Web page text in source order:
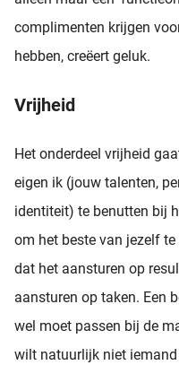
complimenten krijgen
hebben, creëert geluk.
Vrijheid
Het onderdeel vrijheid
eigen ik (jouw talenten,
identiteit) te benutten bij
om het beste van jezelf
dat het aansturen op
aansturen op taken. Een
wel moet passen bij de
wilt natuurlijk niet